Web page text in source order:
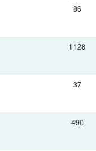
86
1128
37
490